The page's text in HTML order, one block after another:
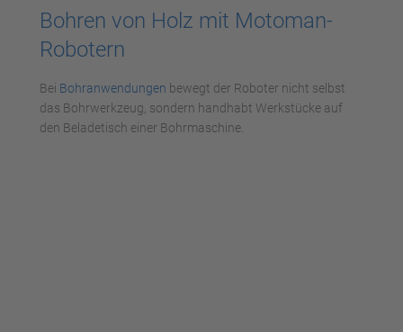
Management Platform
Bohren von Holz mit Motoman-
Robotern
Bei Bohranwendungen bewegt der Roboter nicht selbst
das Bohrwerkzeug, sondern handhabt Werkstücke auf
den Beladetisch einer Bohrmaschine.